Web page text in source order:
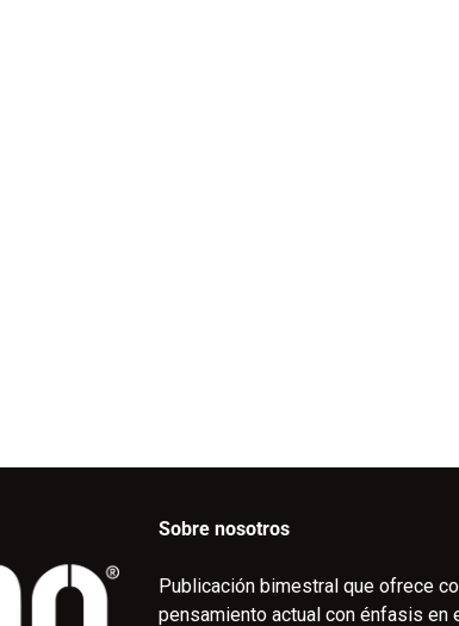
Sobre nosotros
Publicación bimestral que ofrece
pensamiento actual con énfasis en